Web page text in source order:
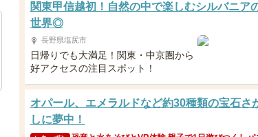
関東甲信越初！自然の中で楽しむシルバニア
世界◎
長野県塩尻市
日帰りでも大満足！関東・中京圏から
好アクセスの注目スポット！
オパール、エメラルドなど約30種類の宝石さ
しに夢中！